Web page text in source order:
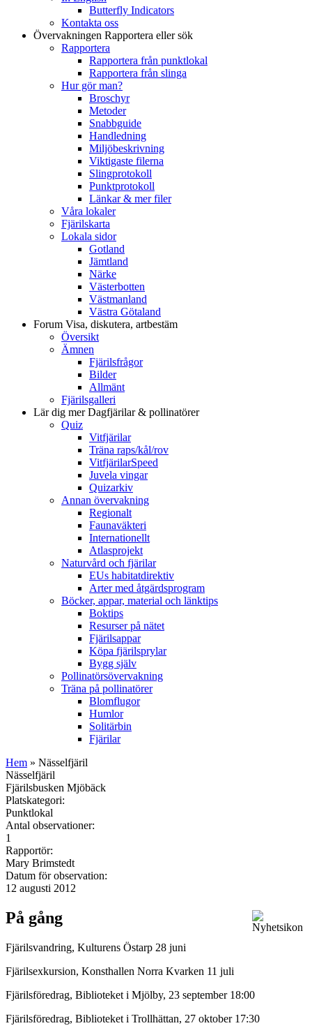
Butterfly Indicators
Kontakta oss
Övervakningen Rapportera eller sök
Rapportera
Rapportera från punktlokal
Rapportera från slinga
Hur gör man?
Broschyr
Metoder
Snabbguide
Handledning
Miljöbeskrivning
Viktigaste filerna
Slingprotokoll
Punktprotokoll
Länkar & mer filer
Våra lokaler
Fjärilskarta
Lokala sidor
Gotland
Jämtland
Närke
Västerbotten
Västmanland
Västra Götaland
Forum Visa, diskutera, artbestäm
Översikt
Ämnen
Fjärilsfrågor
Bilder
Allmänt
Fjärilsgalleri
Lär dig merDagfjärilar & pollinatörer
Quiz
Vitfjärilar
Träna raps/kål/rov
VitfjärilarSpeed
Juvela vingar
Quizarkiv
Annan övervakning
Regionalt
Faunaväkteri
Internationellt
Atlasprojekt
Naturvård och fjärilar
EUs habitatdirektiv
Arter med åtgärdsprogram
Böcker, appar, material och länktips
Boktips
Resurser på nätet
Fjärilsappar
Köpa fjärilsprylar
Bygg själv
Pollinatörsövervakning
Träna på pollinatörer
Blomflugor
Humlor
Solitärbin
Fjärilar
Hem » Nässelfjäril
Nässelfjäril
Fjärilsbusken Mjöbäck
Platskategori:
Punktlokal
Antal observationer:
1
Rapportör:
Mary Brimstedt
Datum för observation:
12 augusti 2012
På gång
Fjärilsvandring, Kulturens Östarp 28 juni
Fjärilsexkursion, Konsthallen Norra Kvarken 11 juli
Fjärilsföredrag, Biblioteket i Mjölby, 23 september 18:00
Fjärilsföredrag, Biblioteket i Trollhättan, 27 oktober 17:30